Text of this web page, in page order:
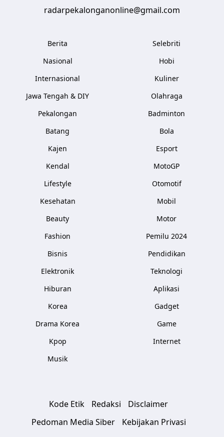
radarpekalonganonline@gmail.com
Berita
Nasional
Internasional
Jawa Tengah & DIY
Pekalongan
Batang
Kajen
Kendal
Lifestyle
Kesehatan
Beauty
Fashion
Bisnis
Elektronik
Hiburan
Korea
Drama Korea
Kpop
Musik
Selebriti
Hobi
Kuliner
Olahraga
Badminton
Bola
Esport
MotoGP
Otomotif
Mobil
Motor
Pemilu 2024
Pendidikan
Teknologi
Aplikasi
Gadget
Game
Internet
Kode Etik Redaksi
Disclaimer
Pedoman Media Siber
Kebijakan Privasi